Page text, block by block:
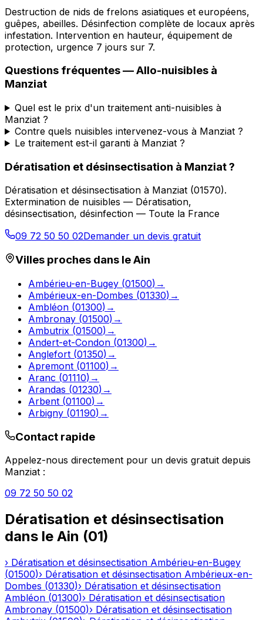
Destruction de nids de frelons asiatiques et européens,
guêpes, abeilles. Désinfection complète de locaux après
infestation. Intervention en hauteur, équipement de
protection, urgence 7 jours sur 7.
Questions fréquentes —Allo-nuisibles à
Manziat
Quel est le prix d'un traitement anti-nuisibles à
Manziat ?
Contre quels nuisibles intervenez-vous à Manziat ?
Le traitement est-il garanti à Manziat ?
Dératisation et désinsectisation à Manziat?
Dératisation et désinsectisation à Manziat (01570).
Extermination de nuisibles — Dératisation,
désinsectisation, désinfection — Toute la France
09 72 50 50 02Demander un devis gratuit
Villes proches dans leAin
Ambérieu-en-Bugey (01500) →
Ambérieux-en-Dombes (01330) →
Ambléon (01300) →
Ambronay (01500) →
Ambutrix (01500) →
Andert-et-Condon (01300) →
Anglefort (01350) →
Apremont (01100) →
Aranc (01110) →
Arandas (01230) →
Arbent (01100) →
Arbigny (01190) →
Contact rapide
Appelez-nous directement pour un devis gratuit depuis
Manziat :
09 72 50 50 02
Dératisation et désinsectisation
dans le Ain (01)
› Dératisation et désinsectisation Ambérieu-en-Bugey
(01500)› Dératisation et désinsectisation Ambérieux-en-
Dombes (01330)› Dératisation et désinsectisation
Ambléon (01300)› Dératisation et désinsectisation
Ambronay (01500)› Dératisation et désinsectisation